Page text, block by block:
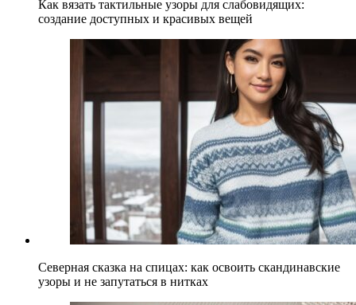
Как вязать тактильные узоры для слабовидящих:
создание доступных и красивых вещей
Северная сказка на спицах: как освоить скандинавские
узоры и не запутаться в нитках